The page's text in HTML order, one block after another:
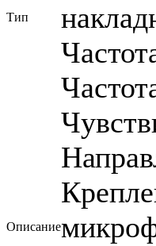
Тип
Описание